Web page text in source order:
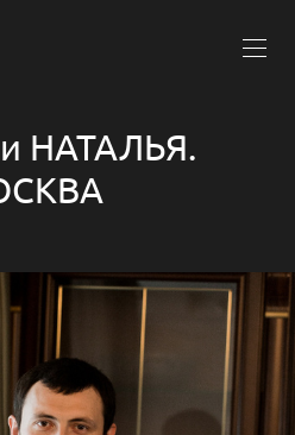
НАТАЛЬЯ.